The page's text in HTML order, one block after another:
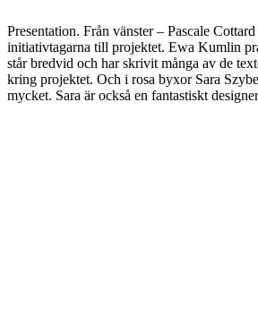
Presentation. Från vänster – Pascale
initiativtagarna till projektet. Ewa Kumlin
står bredvid och har skrivit många av de
kring projektet. Och i rosa byxor Sara
mycket. Sara är också en fantastiskt